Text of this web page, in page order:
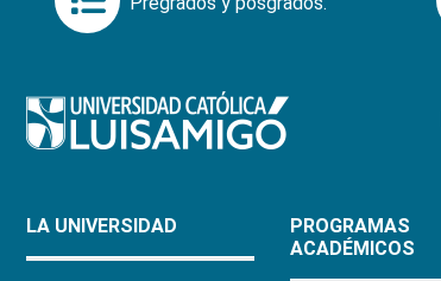
LA UNIVERSIDAD
PROGRAMAS
ACADÉMICOS